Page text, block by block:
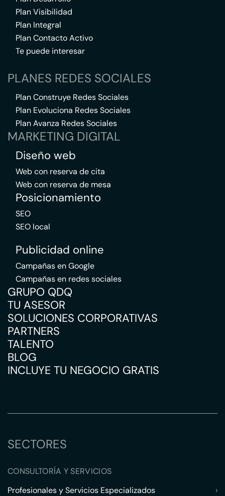
Plan Visibilidad
Plan Integral
Plan Contacto Activo
Te puede interesar
PLANES REDES SOCIALES
Plan Construye Redes Sociales
Plan Evoluciona Redes Sociales
Plan Avanza Redes Sociales
MARKETING DIGITAL
Diseño web
Web con reserva de cita
Web con reserva de mesa
Posicionamiento
SEO
SEO local
Publicidad online
Campañas en Google
Campañas en redes sociales
GRUPO QDQ
TU ASESOR
SOLUCIONES CORPORATIVAS
PARTNERS
TALENTO
BLOG
INCLUYE TU NEGOCIO GRATIS
SECTORES
CONSULTORÍA Y SERVICIOS
Profesionales y Servicios Especializados
›